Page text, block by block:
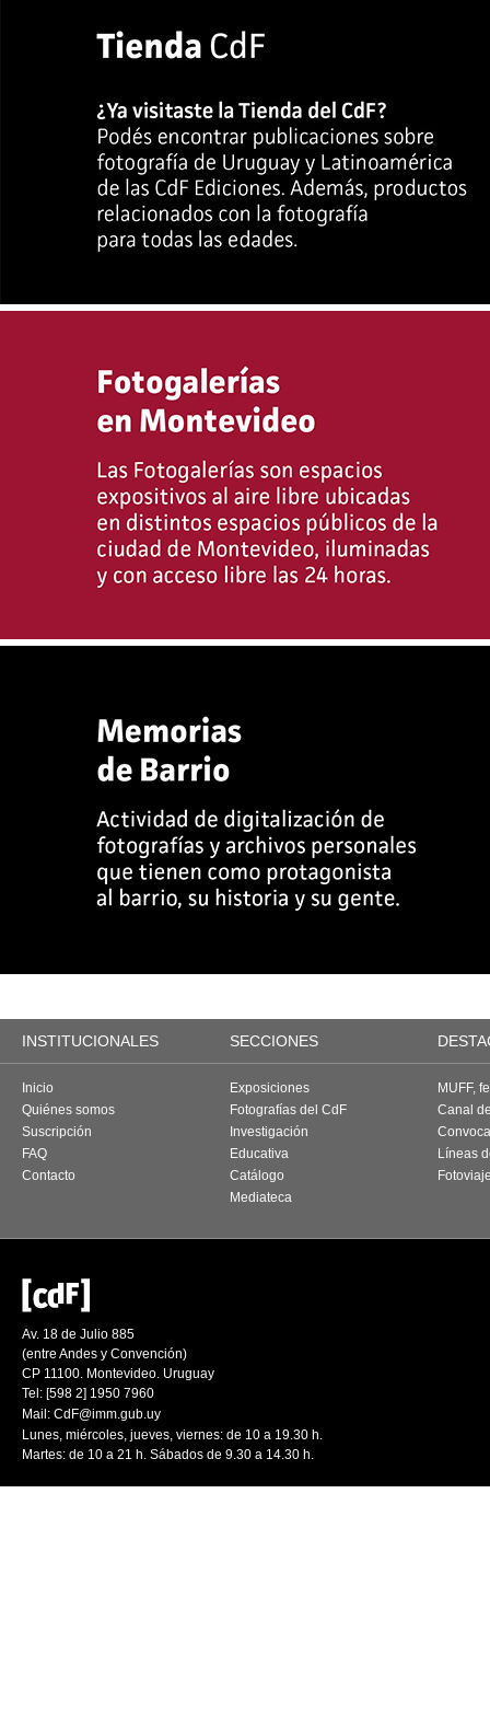
INSTITUCIONALES SECCIONES
Inicio
Quiénes somos
Suscripción
FAQ
Contacto
Exposiciones
Fotografías del CdF
Investigación
Educativa
Catálogo
Mediateca
MUFF,
Canal
Líneas
Av. 18 de Julio 885
(entre Andes y Convención)
CP 11100. Montevideo. Uruguay
Tel: [598 2] 1950 7960
Mail: CdF@imm.gub.uy
Lunes, miércoles, jueves, viernes: de 10 a 19.30 h.
Martes: de 10 a 21 h. Sábados de 9.30 a 14.30 h.